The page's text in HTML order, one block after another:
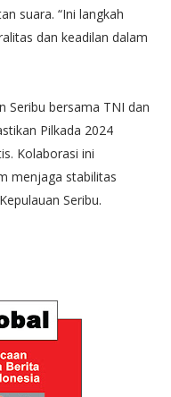
suara. “Ini langkah
dan keadilan dalam
Seribu bersama TNI dan
Pilkada 2024
Kolaborasi ini
menjaga stabilitas
Seribu.